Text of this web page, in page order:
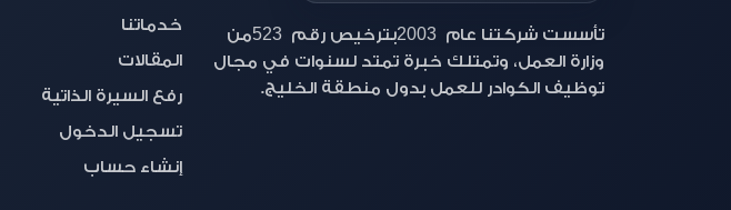
تأسست شركتنا عام 2003بترخيص رقم 523من
وزارة العمل، وتمتلك خبرة تمتد لسنوات في مجال
توظيف الكوادر للعمل بدول منطقة الخليج.
خدماتنا
المقالات
رفع السيرة الذاتية
تسجيل الدخول
إنشاء حساب